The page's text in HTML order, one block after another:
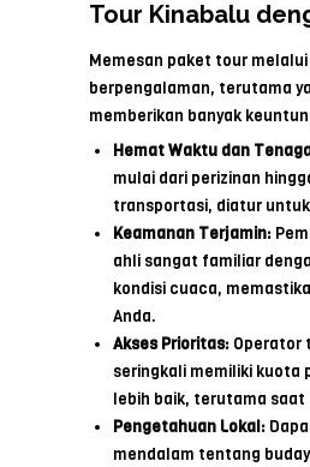
Tour Kinabalu
Memesan paket tour
berpengalaman, terutama
memberikan banyak
Hemat Waktu dan
mulai dari perizinan
transportasi, diatur untuk
Keamanan Terjamin:
ahli sangat familiar
kondisi cuaca,
Anda.
Akses Prioritas: Operator
seringkali memiliki kuota
lebih baik, terutama saat
Pengetahuan Lokal:
mendalam tentang